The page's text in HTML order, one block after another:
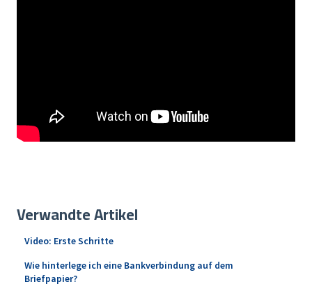
Verwandte Artikel
Video: Erste Schritte
Wie hinterlege ich eine Bankverbindung auf dem
Briefpapier?